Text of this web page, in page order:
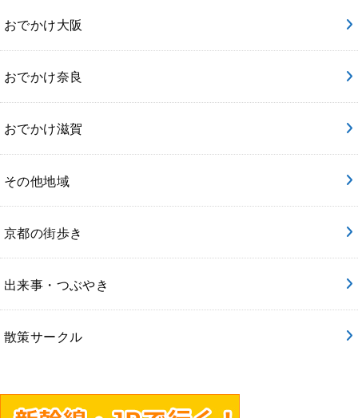
おでかけ大阪
おでかけ奈良
おでかけ滋賀
その他地域
京都の街歩き
出来事・つぶやき
散策サークル